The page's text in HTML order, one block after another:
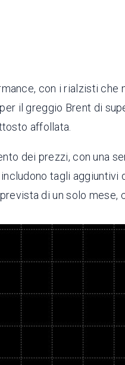
con i rialzisti
il greggio Brent di
affollata.
dei prezzi, con una
tagli aggiuntivi
di un solo